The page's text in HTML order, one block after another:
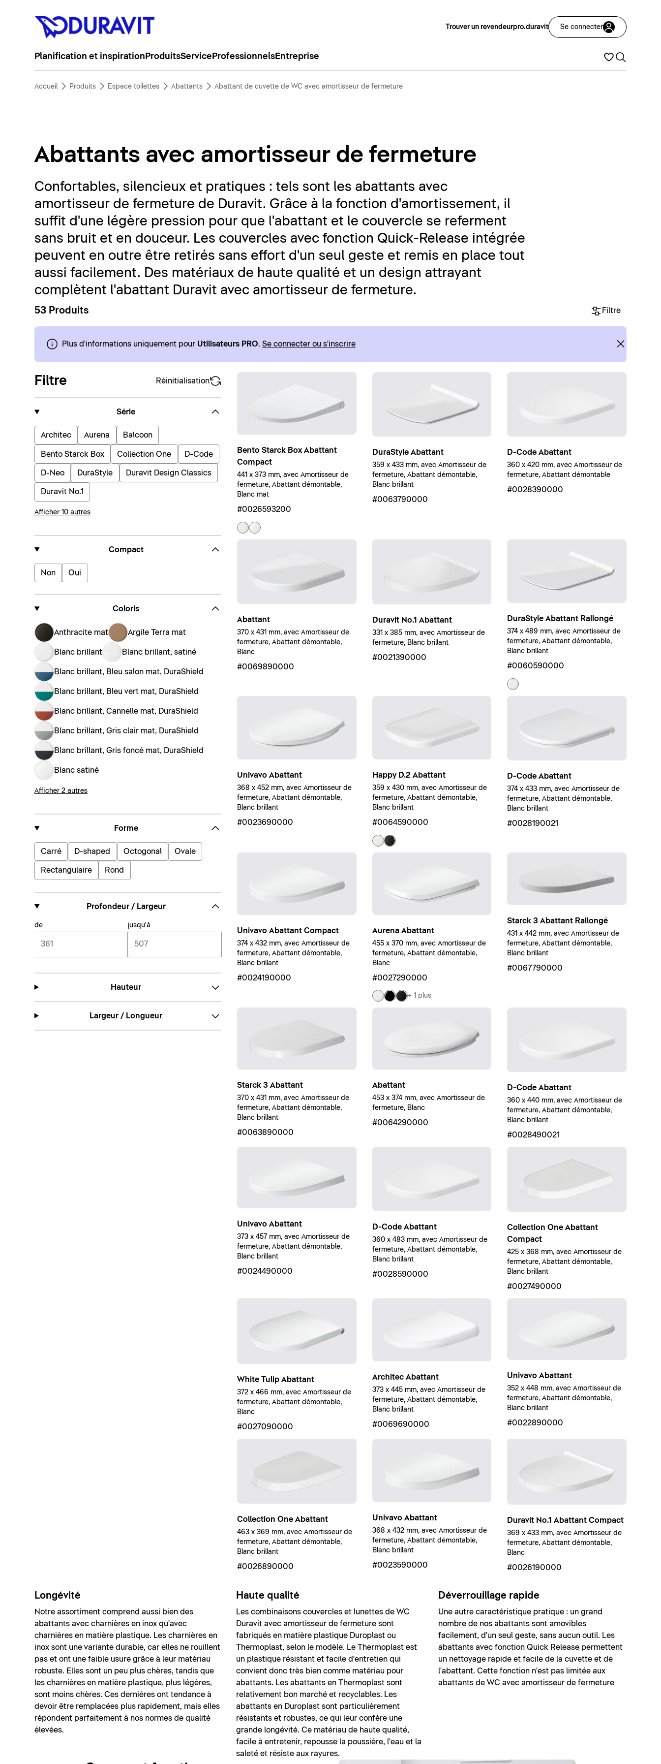
Trouver un revendeurpro.duravit Se connecter
Planification et inspiration ProduitsService ProfessionnelsEntreprise
Accueil Produits Espace toilettes Abattants Abattant de cuvette de WC avec amortisseur de fermeture
Abattants avec amortisseur de fermeture
Confortables, silencieux et pratiques : tels sont les abattants avec
amortisseur de fermeture de Duravit. Grâce à la fonction d'amortissement, il
suffit d'une légère pression pour que l'abattant et le couvercle se referment
sans bruit et en douceur. Les couvercles avec fonction Quick-Release intégrée
peuvent en outre être retirés sans effort d'un seul geste et remis en place tout
aussi facilement. Des matériaux de haute qualité et un design attrayant
complètent l'abattant Duravit avec amortisseur de fermeture.
53 Produits Filtre
Plus d'informations uniquement pour Utilisateurs PRO. Se connecter ou s'inscrire
Filtre Réinitialisation
Série
Architec Aurena Balcoon
Bento Starck Box Collection One D-Code
D-Neo DuraStyle Duravit Design Classics
Duravit No.1
Afficher 10 autres
Compact
Non Oui
Coloris
Anthracite mat Argile Terra mat
Blanc brillant Blanc brillant, satiné
Blanc brillant, Bleu salon mat, DuraShield
Blanc brillant, Bleu vert mat, DuraShield
Blanc brillant, Cannelle mat, DuraShield
Blanc brillant, Gris clair mat, DuraShield
Blanc brillant, Gris foncé mat, DuraShield
Blanc satiné
Afficher 2 autres
Forme
Carré D-shaped Octogonal Ovale
Rectangulaire Rond
Profondeur / Largeur
de jusqu'à
Hauteur
Largeur / Longueur
Bento Starck Box Abattant
Compact
441 x 373 mm, avec Amortisseur de
fermeture, Abattant démontable,
Blanc mat
#0026593200
DuraStyle Abattant
359 x 433 mm, avec Amortisseur de
fermeture, Abattant démontable,
Blanc brillant
#0063790000
D-Code Abattant
360 x 420 mm, avec Amortisseur de
fermeture, Abattant démontable
#0028390000
Abattant
370 x 431 mm, avec Amortisseur de
fermeture, Abattant démontable,
Blanc
#0069890000
Duravit No.1 Abattant
331 x 385 mm, avec Amortisseur de
fermeture, Blanc brillant
#0021390000
DuraStyle Abattant Rallongé
374 x 489 mm, avec Amortisseur de
fermeture, Abattant démontable,
Blanc brillant
#0060590000
Univavo Abattant
368 x 452 mm, avec Amortisseur de
fermeture, Abattant démontable,
Blanc brillant
#0023690000
Happy D.2 Abattant
359 x 430 mm, avec Amortisseur de
fermeture, Abattant démontable,
Blanc brillant
#0064590000
D-Code Abattant
374 x 433 mm, avec Amortisseur de
fermeture, Abattant démontable,
Blanc brillant
#0028190021
Univavo Abattant Compact
374 x 432 mm, avec Amortisseur de
fermeture, Abattant démontable,
Blanc brillant
#0024190000
Aurena Abattant
455 x 370 mm, avec Amortisseur de
fermeture, Abattant démontable,
Blanc
#0027290000
+ 1 plus
Starck 3 Abattant Rallongé
431 x 442 mm, avec Amortisseur de
fermeture, Abattant démontable,
Blanc brillant
#0067790000
Starck 3 Abattant
370 x 431 mm, avec Amortisseur de
fermeture, Abattant démontable,
Blanc brillant
#0063890000
Abattant
453 x 374 mm, avec Amortisseur de
fermeture, Blanc
#0064290000
D-Code Abattant
360 x 440 mm, avec Amortisseur de
fermeture, Abattant démontable,
Blanc brillant
#0028490021
Univavo Abattant
373 x 457 mm, avec Amortisseur de
fermeture, Abattant démontable,
Blanc brillant
#0024490000
D-Code Abattant
360 x 483 mm, avec Amortisseur de
fermeture, Abattant démontable,
Blanc brillant
#0028590000
Collection One Abattant
Compact
425 x 368 mm, avec Amortisseur de
fermeture, Abattant démontable,
Blanc brillant
#0027490000
White Tulip Abattant
372 x 466 mm, avec Amortisseur de
fermeture, Abattant démontable,
Blanc
#0027090000
Architec Abattant
373 x 445 mm, avec Amortisseur de
fermeture, Abattant démontable,
Blanc brillant
#0069690000
Univavo Abattant
352 x 448 mm, avec Amortisseur de
fermeture, Abattant démontable,
Blanc brillant
#0022890000
Collection One Abattant
463 x 369 mm, avec Amortisseur de
fermeture, Abattant démontable,
Blanc brillant
#0026890000
Univavo Abattant
368 x 432 mm, avec Amortisseur de
fermeture, Abattant démontable,
Blanc brillant
#0023590000
Duravit No.1 Abattant Compact
369 x 433 mm, avec Amortisseur de
fermeture, Abattant démontable,
Blanc
#0026190000
Longévité
Notre assortiment comprend aussi bien des
abattants avec charnières en inox qu'avec
charnières en matière plastique. Les charnières en
inox sont une variante durable, car elles ne rouillent
pas et ont une faible usure grâce à leur matériau
robuste. Elles sont un peu plus chères, tandis que
les charnières en matière plastique, plus légères,
sont moins chères. Ces dernières ont tendance à
devoir être remplacées plus rapidement, mais elles
répondent parfaitement à nos normes de qualité
élevées.
Haute qualité
Les combinaisons couvercles et lunettes de WC
Duravit avec amortisseur de fermeture sont
fabriqués en matière plastique Duroplast ou
Thermoplast, selon le modèle. Le Thermoplast est
un plastique résistant et facile d'entretien qui
convient donc très bien comme matériau pour
abattants. Les abattants en Thermoplast sont
relativement bon marché et recyclables. Les
abattants en Duroplast sont particulièrement
résistants et robustes, ce qui leur confère une
grande longévité. Ce matériau de haute qualité,
facile à entretenir, repousse la poussière, l'eau et la
saleté et résiste aux rayures.
Déverrouillage rapide
Une autre caractéristique pratique : un grand
nombre de nos abattants sont amovibles
facilement, d'un seul geste, sans aucun outil. Les
abattants avec fonction Quick Release permettent
un nettoyage rapide et facile de la cuvette et de
l'abattant. Cette fonction n'est pas limitée aux
abattants de WC avec amortisseur de fermeture